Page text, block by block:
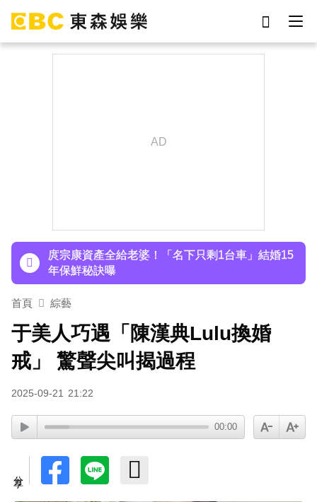
人無奈回應
庹宗康資產全給老婆！「名下只剩1台車」結婚15
年保鮮秘訣曝
百萬網紅失蹤3年遇害！遭閨密設局赴菲「綁架撕
下載東森App，隨時掌握天下大小事！
人無奈回應
首頁 綜藝
于美人巧遇「陳漢典Lulu換婚
戒」 驚聲尖叫揭過程
2025-09-21 21:22
00:00